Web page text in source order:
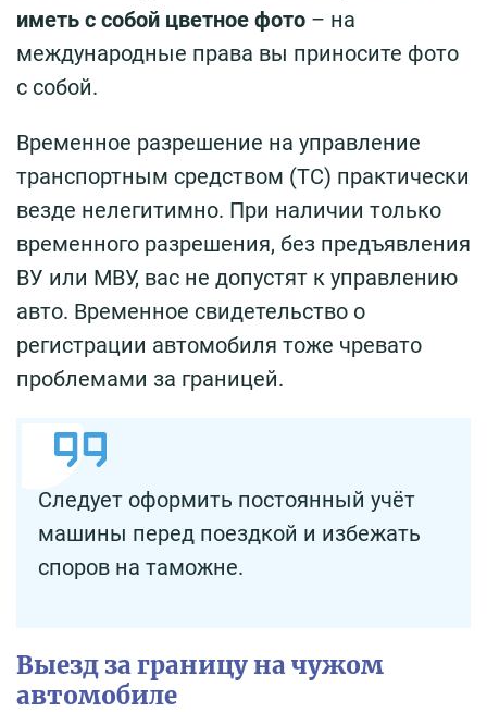
иметь с собой цветное фото – на
международные права вы приносите фото
с собой.
Временное разрешение на управление
транспортным средством (ТС) практически
везде нелегитимно. При наличии только
временного разрешения, без предъявления
ВУ или МВУ, вас не допустят к управлению
авто. Временное свидетельство о
регистрации автомобиля тоже чревато
проблемами за границей.
Следует оформить постоянный учёт
машины перед поездкой и избежать
споров на таможне.
Выезд за границу на чужом
автомобиле